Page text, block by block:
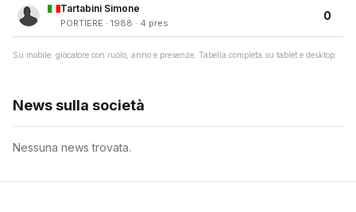
Tartabini Simone
PORTIERE · 1988 · 4 pres
0
Su mobile: giocatore con ruolo, anno e presenze. Tabella completa su tablet e desktop.
News sulla società
Nessuna news trovata.